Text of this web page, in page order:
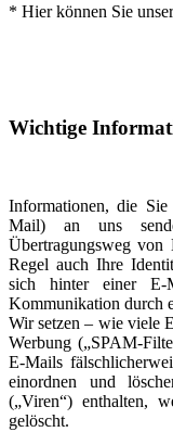
* Hier können Sie
Wichtige
Informationen, die
Mail) an uns
Übertragungsweg
Regel auch Ihre
sich hinter einer E-
Kommunikation durch
Wir setzen – wie viele
Werbung („SPAM-
E-Mails
einordnen und
(„Viren“) enthalten,
gelöscht.